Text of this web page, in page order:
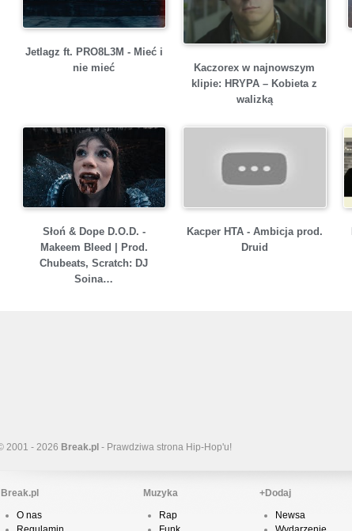
Jetlagz ft. PRO8L3M - Mieć i
nie mieć
Kaczorex w najnowszym
klipie: HRYPA – Kobieta z
walizką
Słoń & Dope D.O.D. -
Makeem Bleed | Prod.
Chubeats, Scratch: DJ
Soina…
Kacper HTA - Ambicja prod.
Druid
2001 - 2026 Break.pl - Prawdziwa strona Hip-Hop'u!
Break.pl
O nas
Muzyka
Rap
+Dodaj
Newsa